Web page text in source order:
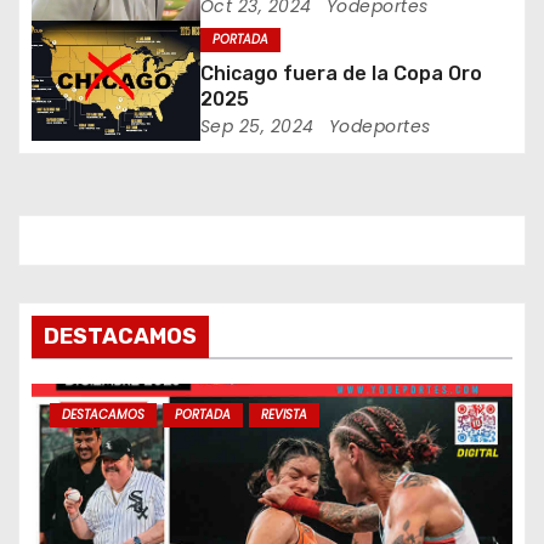
t
r
a
s
Jarrin
Oct 23, 2024 Yodeportes
PORTADA
Chicago fuera de la Copa Oro
2025
Sep 25, 2024 Yodeportes
DESTACAMOS
DESTACAMOS PORTADA REVISTA